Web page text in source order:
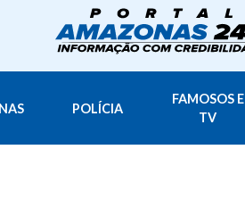
POLÍCIA
FAMOSOS E
TV